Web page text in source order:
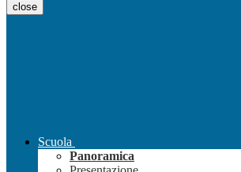
close
Scuola
Panoramica